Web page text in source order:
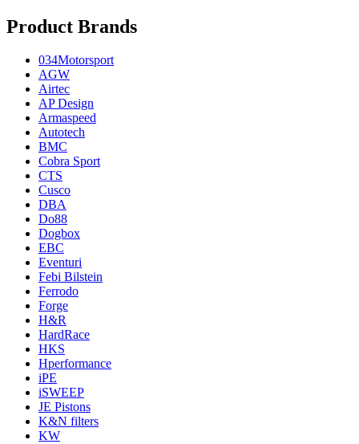
Product Brands
034Motorsport
AGW
Airtec
AP Design
Armaspeed
Autotech
BMC
Cobra Sport
CTS
Cusco
DBA
Do88
Dogbox
EBC
Eventuri
Febi Bilstein
Ferrodo
Forge
H&R
HardRace
HKS
Hperformance
iPE
iSWEEP
JE Pistons
K&N filters
KW